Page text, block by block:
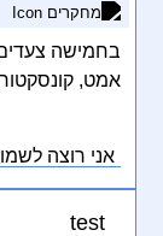
בחמישה צעדים
אמט,
קראס אגת
בעליק.
אני רוצה
test